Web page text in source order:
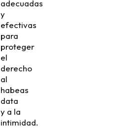
adecuadas
y
efectivas
para
proteger
el
derecho
al
habeas
data
y a la
intimidad.